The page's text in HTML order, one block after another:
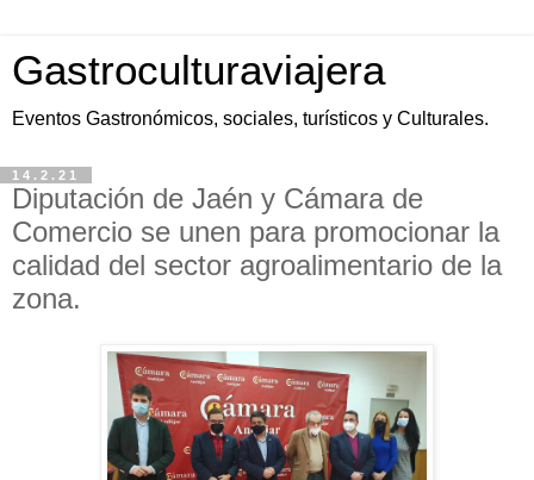
Gastroculturaviajera
Eventos Gastronómicos, sociales, turísticos y Culturales.
14.2.21
Diputación de Jaén y Cámara de
Comercio se unen para promocionar la
calidad del sector agroalimentario de la
zona.